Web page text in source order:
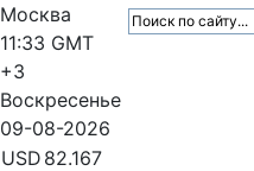
Москва
11:33 GMT
+3
Воскресенье
09-08-2026
USD 82.167